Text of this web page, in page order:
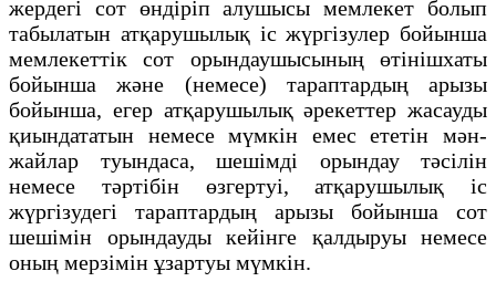
жердегі сот өндіріп алушысы мемлекет болып
табылатын атқарушылық іс жүргізулер бойынша
мемлекеттік сот орындаушысының өтінішхаты
бойынша және (немесе) тараптардың арызы
бойынша, егер атқарушылық әрекеттер жасауды
қиындататын немесе мүмкiн емес ететiн мән-
жайлар туындаса, шешімді орындау тәсiлiн
немесе тәртiбiн өзгертуі, атқарушылық iс
жүргiзудегі тараптардың арызы бойынша сот
шешімін орындауды кейінге қалдыруы немесе
оның мерзімін ұзартуы мүмкін.